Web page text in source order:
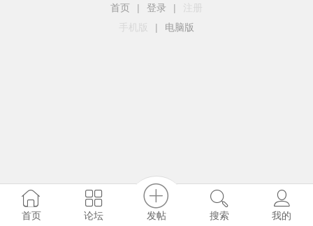
首页 | 登录 |
手机版
| 电脑版
首页 论坛 发帖 搜索 我的